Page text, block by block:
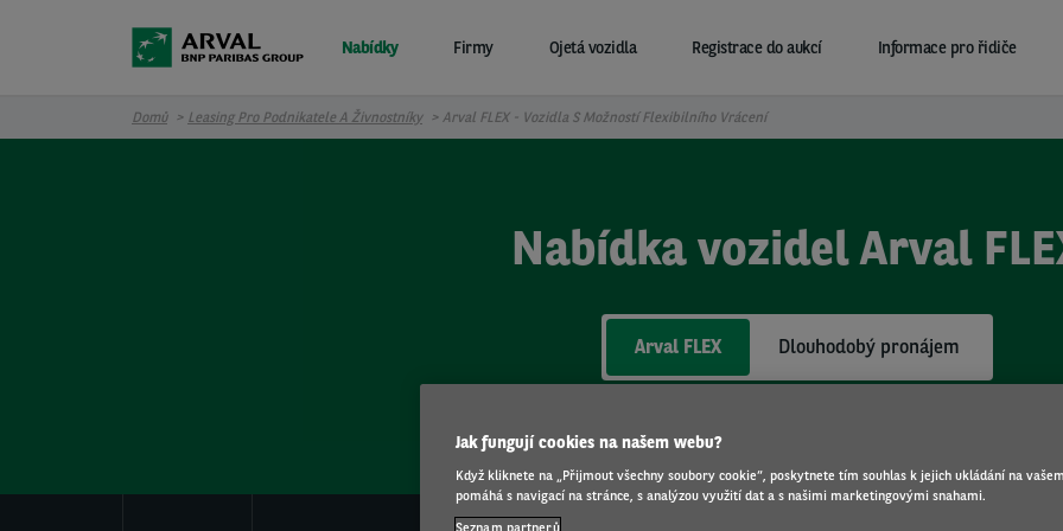
Nabídky Firmy Ojetá vozidla Registrace do aukcí Informace pro řidiče
Domů Leasing Pro Podnikatele A Živnostníky Arval FLEX - Vozidla S Možností Flexibilního Vrácení
Nabídka vozidel Arval
Arval FLEX Dlouhodobý pronájem
Jak fungují cookies na našem webu?
Když kliknete na „Přijmout všechny soubory cookie“, poskytnete tím souhlas k jejich ukládání na
pomáhá s navigací na stránce, s analýzou využití dat a s našimi marketingovými snahami.
Seznam partnerů